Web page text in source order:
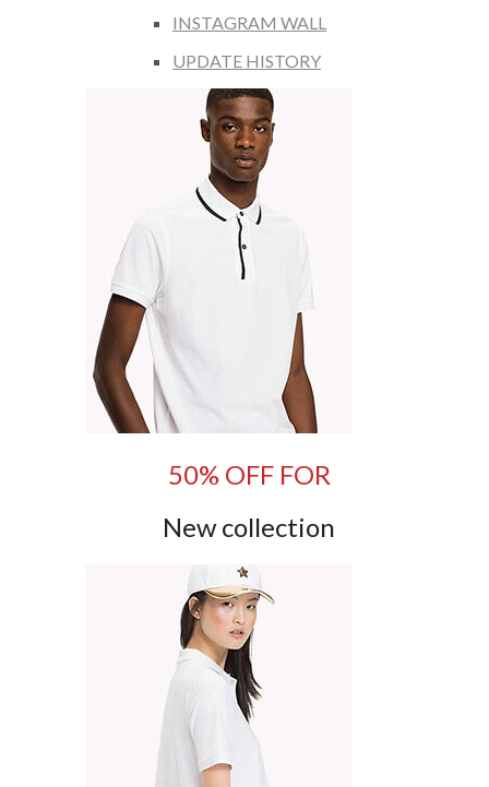
INSTAGRAM WALL
UPDATE HISTORY
50% OFF FOR
New collection